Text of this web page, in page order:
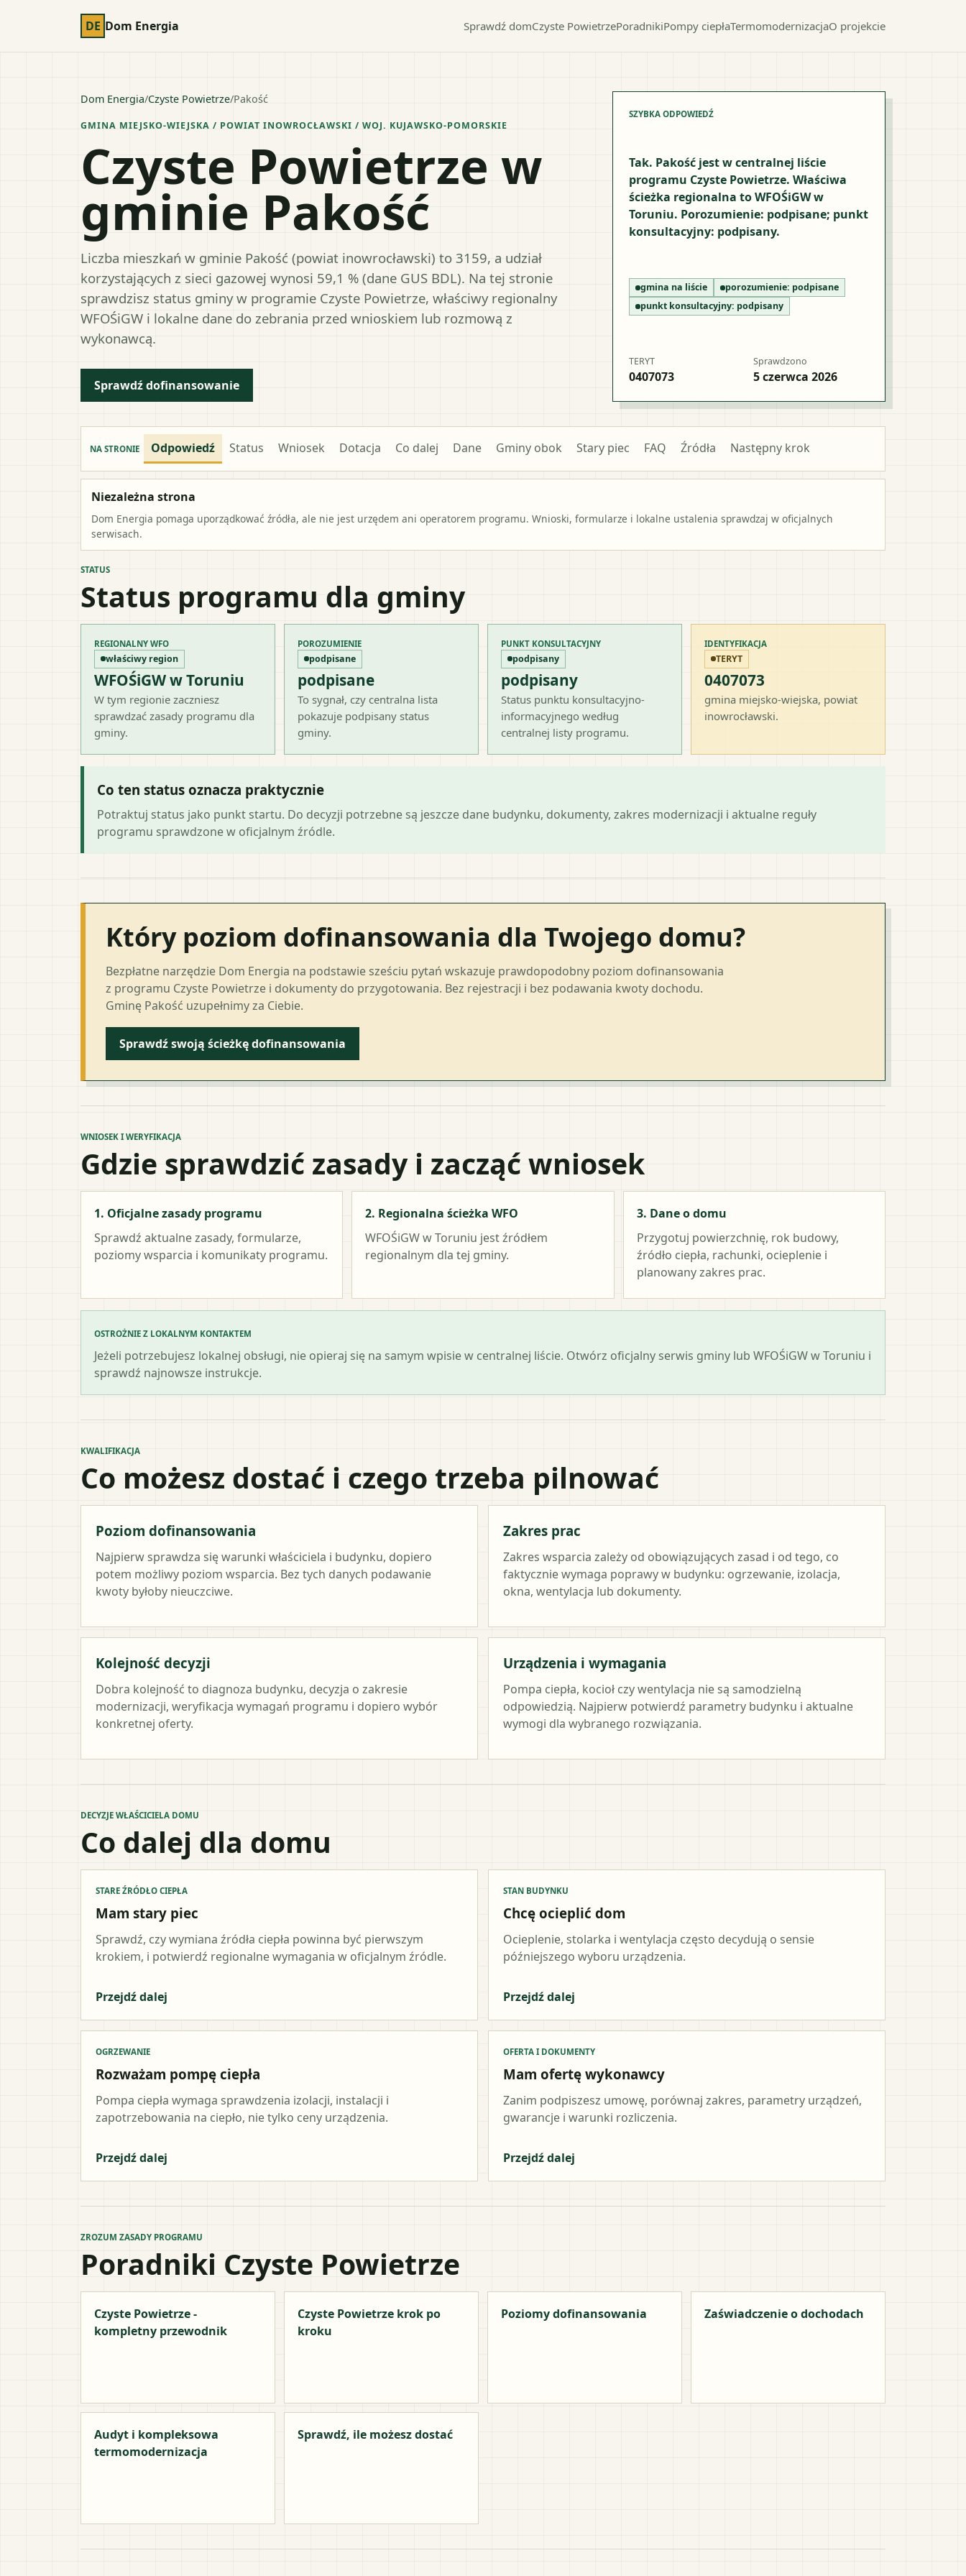
DE Dom Energia Sprawdź domCzyste PowietrzePoradnikiPompy ciepłaTermomodernizacjaO projekcie
Dom Energia/Czyste Powietrze/Pakość
GMINA MIEJSKO-WIEJSKA / POWIAT INOWROCŁAWSKI / WOJ. KUJAWSKO-POMORSKIE
Czyste Powietrze w
gminie Pakość
Liczba mieszkań w gminie Pakość (powiat inowrocławski) to 3159, a udział
korzystających z sieci gazowej wynosi 59,1 % (dane GUS BDL). Na tej stronie
sprawdzisz status gminy w programie Czyste Powietrze, właściwy regionalny
WFOŚiGW i lokalne dane do zebrania przed wnioskiem lub rozmową z
wykonawcą.
Sprawdź dofinansowanie
SZYBKA ODPOWIEDŹ
Tak. Pakość jest w centralnej liście
programu Czyste Powietrze. Właściwa
ścieżka regionalna to WFOŚiGW w
Toruniu. Porozumienie: podpisane; punkt
konsultacyjny: podpisany.
gmina na liście porozumienie: podpisane
punkt konsultacyjny: podpisany
TERYT
0407073
Sprawdzono
5 czerwca 2026
NA STRONIE Odpowiedź Status Wniosek Dotacja Co dalej Dane Gminy obok Stary piec FAQ Źródła Następny krok
Niezależna strona
Dom Energia pomaga uporządkować źródła, ale nie jest urzędem ani operatorem programu. Wnioski, formularze i lokalne ustalenia sprawdzaj w oficjalnych
serwisach.
STATUS
Status programu dla gminy
REGIONALNY WFO
właściwy region
WFOŚiGW w Toruniu
W tym regionie zaczniesz
sprawdzać zasady programu dla
gminy.
POROZUMIENIE
podpisane
podpisane
To sygnał, czy centralna lista
pokazuje podpisany status
gminy.
PUNKT KONSULTACYJNY
podpisany
podpisany
Status punktu konsultacyjno-
informacyjnego według
centralnej listy programu.
IDENTYFIKACJA
TERYT
0407073
gmina miejsko-wiejska, powiat
inowrocławski.
Co ten status oznacza praktycznie
Potraktuj status jako punkt startu. Do decyzji potrzebne są jeszcze dane budynku, dokumenty, zakres modernizacji i aktualne reguły
programu sprawdzone w oficjalnym źródle.
Który poziom dofinansowania dla Twojego domu?
Bezpłatne narzędzie Dom Energia na podstawie sześciu pytań wskazuje prawdopodobny poziom dofinansowania
z programu Czyste Powietrze i dokumenty do przygotowania. Bez rejestracji i bez podawania kwoty dochodu.
Gminę Pakość uzupełnimy za Ciebie.
Sprawdź swoją ścieżkę dofinansowania
WNIOSEK I WERYFIKACJA
Gdzie sprawdzić zasady i zacząć wniosek
1. Oficjalne zasady programu
Sprawdź aktualne zasady, formularze,
poziomy wsparcia i komunikaty programu.
2. Regionalna ścieżka WFO
WFOŚiGW w Toruniu jest źródłem
regionalnym dla tej gminy.
3. Dane o domu
Przygotuj powierzchnię, rok budowy,
źródło ciepła, rachunki, ocieplenie i
planowany zakres prac.
OSTROŻNIE Z LOKALNYM KONTAKTEM
Jeżeli potrzebujesz lokalnej obsługi, nie opieraj się na samym wpisie w centralnej liście. Otwórz oficjalny serwis gminy lub WFOŚiGW w Toruniu i
sprawdź najnowsze instrukcje.
KWALIFIKACJA
Co możesz dostać i czego trzeba pilnować
Poziom dofinansowania
Najpierw sprawdza się warunki właściciela i budynku, dopiero
potem możliwy poziom wsparcia. Bez tych danych podawanie
kwoty byłoby nieuczciwe.
Zakres prac
Zakres wsparcia zależy od obowiązujących zasad i od tego, co
faktycznie wymaga poprawy w budynku: ogrzewanie, izolacja,
okna, wentylacja lub dokumenty.
Kolejność decyzji
Dobra kolejność to diagnoza budynku, decyzja o zakresie
modernizacji, weryfikacja wymagań programu i dopiero wybór
konkretnej oferty.
Urządzenia i wymagania
Pompa ciepła, kocioł czy wentylacja nie są samodzielną
odpowiedzią. Najpierw potwierdź parametry budynku i aktualne
wymogi dla wybranego rozwiązania.
DECYZJE WŁAŚCICIELA DOMU
Co dalej dla domu
STARE ŹRÓDŁO CIEPŁA
Mam stary piec
Sprawdź, czy wymiana źródła ciepła powinna być pierwszym
krokiem, i potwierdź regionalne wymagania w oficjalnym źródle.
Przejdź dalej
STAN BUDYNKU
Chcę ocieplić dom
Ocieplenie, stolarka i wentylacja często decydują o sensie
późniejszego wyboru urządzenia.
Przejdź dalej
OGRZEWANIE
Rozważam pompę ciepła
Pompa ciepła wymaga sprawdzenia izolacji, instalacji i
zapotrzebowania na ciepło, nie tylko ceny urządzenia.
Przejdź dalej
OFERTA I DOKUMENTY
Mam ofertę wykonawcy
Zanim podpiszesz umowę, porównaj zakres, parametry urządzeń,
gwarancje i warunki rozliczenia.
Przejdź dalej
ZROZUM ZASADY PROGRAMU
Poradniki Czyste Powietrze
Czyste Powietrze -
kompletny przewodnik
Czyste Powietrze krok po
kroku
Poziomy dofinansowania Zaświadczenie o dochodach
Audyt i kompleksowa
termomodernizacja
Sprawdź, ile możesz dostać